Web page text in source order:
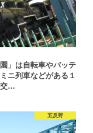
園」は自転車やバッテ
ニ列車などがある１
交…
五反野